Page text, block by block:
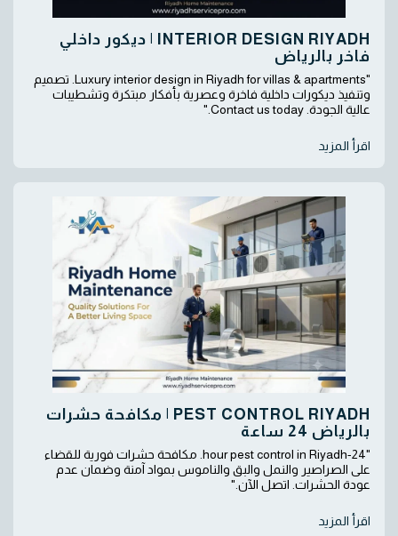
INTERIOR DESIGN RIYADH | ديكور داخلي
فاخر بالرياض
"Luxury interior design in Riyadh for villas & apartments. تصميم
وتنفيذ ديكورات داخلية فاخرة وعصرية بأفكار مبتكرة وتشطيبات
عالية الجودة. Contact us today."
اقرأ المزيد
PEST CONTROL RIYADH | مكافحة حشرات
بالرياض 24 ساعة
"24-hour pest control in Riyadh. مكافحة حشرات فورية للقضاء
على الصراصير والنمل والبق والناموس بمواد آمنة وضمان عدم
عودة الحشرات. اتصل الآن."
اقرأ المزيد